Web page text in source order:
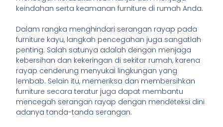
keindahan serta keamanan furniture di rumah Anda.
Dalam rangka menghindari serangan rayap pada
furniture kayu, langkah pencegahan juga sangatlah
penting. Salah satunya adalah dengan menjaga
kebersihan dan kekeringan di sekitar rumah, karena
rayap cenderung menyukai lingkungan yang
lembab. Selain itu, memeriksa dan membersihkan
furniture secara teratur juga dapat membantu
mencegah serangan rayap dengan mendeteksi dini
adanya tanda-tanda serangan.